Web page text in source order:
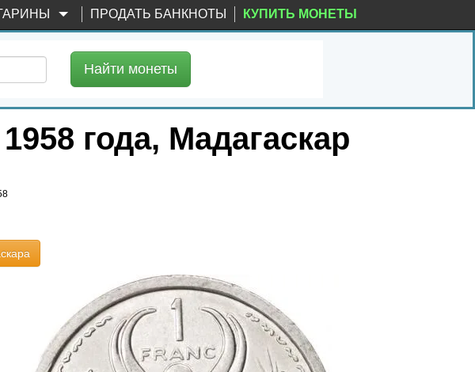
ПРОДАТЬ БАНКНОТЫ КУПИТЬ МОНЕТЫ
Найти монеты
года, Мадагаскар